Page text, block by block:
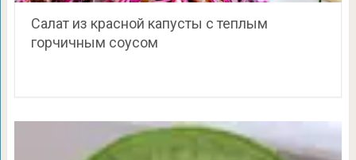
Салат из красной капусты с теплым
горчичным соусом